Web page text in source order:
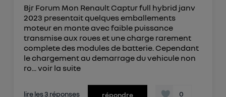
Bjr Forum Mon Renault Captur full hybrid janv
2023 presentait quelques emballements
moteur en monte avec faible puissance
transmise aux roues et une charge rarement
complete des modules de batterie. Cependant
le chargement au demarrage du vehicule non
ro... voir la suite
lire les 3 réponses répondre 0